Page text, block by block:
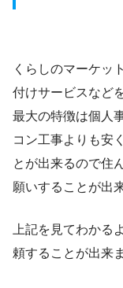
くらしのマーケッ
付けサービスなど
最大の特徴は個人
コン工事よりも安
とが出来るので住
願いすることが出
上記を見てわかる
頼することが出来